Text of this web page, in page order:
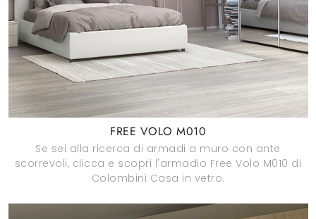
FREE VOLO M010
Se sei alla ricerca di armadi a muro con ante
scorrevoli, clicca e scopri l'armadio Free Volo M010 di
Colombini Casa in vetro.